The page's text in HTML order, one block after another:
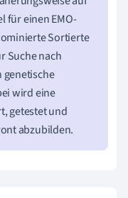
für einen EMO-
Sortierte
Suche nach
genetische
wird eine
getestet und
abzubilden.